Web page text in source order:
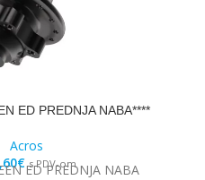
ED PREDNJA NABA****
Acros
€ s PDV-om
ED PREDNJA NABA